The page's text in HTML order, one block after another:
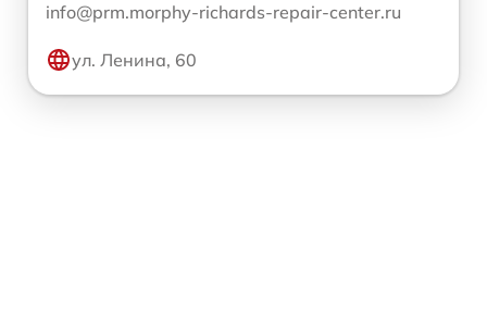
info@prm.morphy-richards-repair-center.ru
ул. Ленина, 60